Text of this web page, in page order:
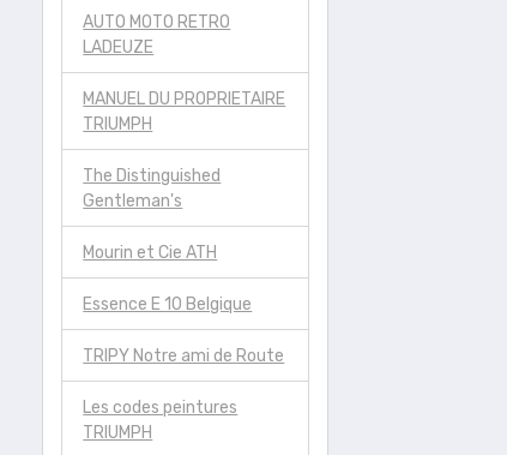
AUTO MOTO RETRO
LADEUZE
MANUEL DU PROPRIETAIRE
TRIUMPH
The Distinguished
Gentleman's
Mourin et Cie ATH
Essence E 10 Belgique
TRIPY Notre ami de Route
Les codes peintures
TRIUMPH